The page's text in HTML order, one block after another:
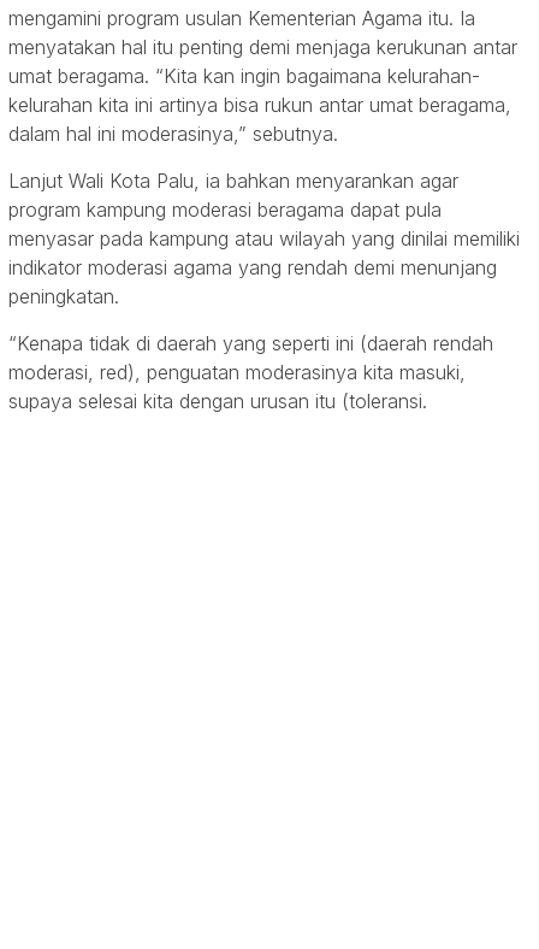
mengamini program usulan Kementerian Agama itu. Ia
menyatakan hal itu penting demi menjaga kerukunan antar
umat beragama. “Kita kan ingin bagaimana kelurahan-
kelurahan kita ini artinya bisa rukun antar umat beragama,
dalam hal ini moderasinya,” sebutnya.
Lanjut Wali Kota Palu, ia bahkan menyarankan agar
program kampung moderasi beragama dapat pula
menyasar pada kampung atau wilayah yang dinilai memiliki
indikator moderasi agama yang rendah demi menunjang
peningkatan.
“Kenapa tidak di daerah yang seperti ini (daerah rendah
moderasi, red), penguatan moderasinya kita masuki,
supaya selesai kita dengan urusan itu (toleransi.